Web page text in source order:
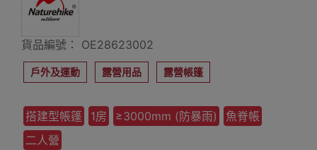
貨品編號： OE28623002
戶外及運動 露營用品 露營帳篷
搭建型帳篷 1房 ≥3000mm (防暴雨)
魚脊帳
二人營